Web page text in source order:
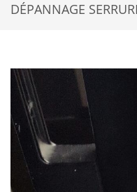
DÉPANNAGE